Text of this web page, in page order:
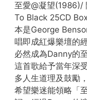
至愛@凝望(1986)/
To Black 25CD
本是George
唱即成紅爆樂壇的
必然成為Danny的至
這首歌給予當年深
多人生道理及鼓勵
希望樂迷能領略「